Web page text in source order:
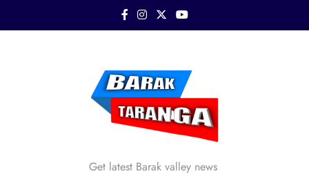
Barak Taranga
Get latest Barak valley news